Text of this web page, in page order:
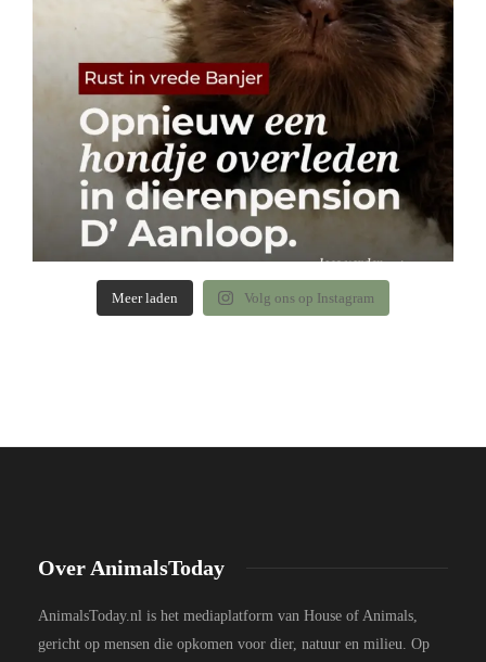
Meer laden Volg ons op Instagram
Over AnimalsToday
AnimalsToday.nl is het mediaplatform van House of Animals,
gericht op mensen die opkomen voor dier, natuur en milieu. Op